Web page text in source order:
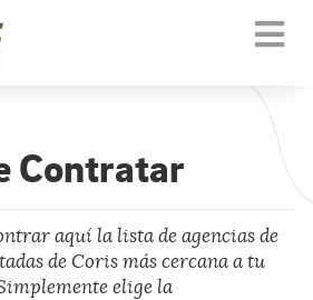
Contratar
aquí la lista de agencias de
de Coris más cercana a tu
elige la